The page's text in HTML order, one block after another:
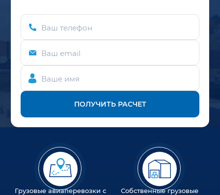
Ваш телефон
Ваш email
Ваше имя
ПОЛУЧИТЬ РАСЧЕТ
Грузовые авиаперевозки с
Собственные грузовые